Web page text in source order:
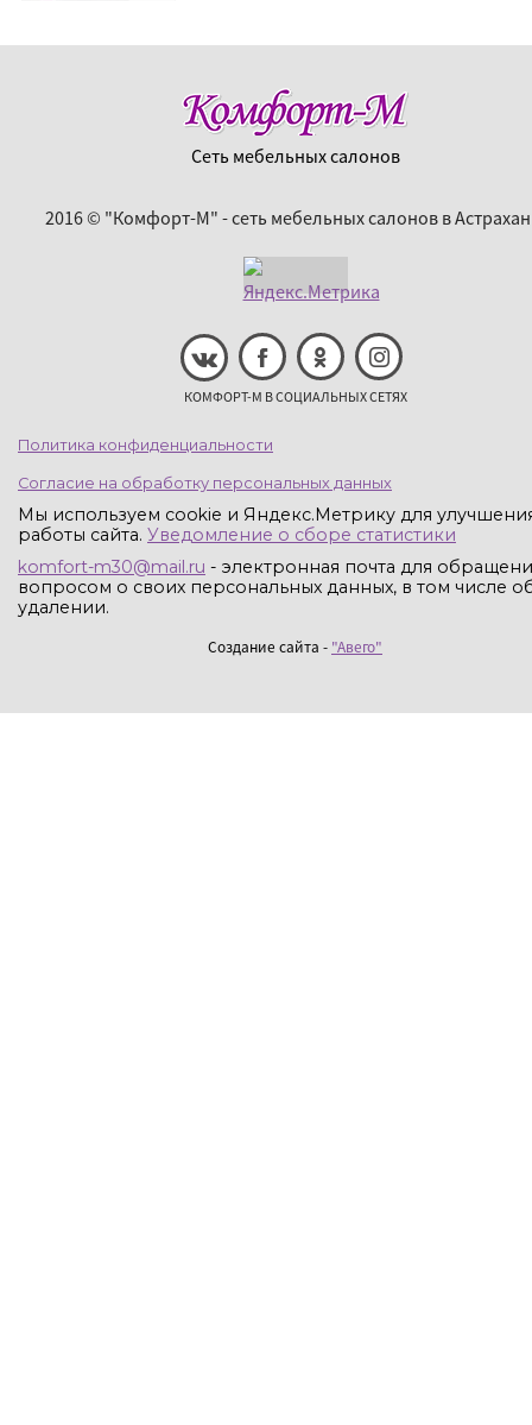
Сеть мебельных салонов
2016 © "Комфорт-М" - сеть мебельных салонов в
КОМФОРТ-М В СОЦИАЛЬНЫХ СЕТЯХ
Политика конфиденциальности
Согласие на обработку персональных данных
Мы используем cookie и Яндекс.Метрику для
работы сайта. Уведомление о сборе статистики
komfort-m30@mail.ru - электронная почта для
вопросом о своих персональных данных, в том числе
удалении.
Создание сайта - "Авего"